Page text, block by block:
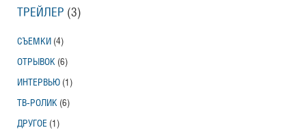
ТРЕЙЛЕР (3)
СЪЕМКИ (4)
ОТРЫВОК (6)
ИНТЕРВЬЮ (1)
ТВ-РОЛИК (6)
ДРУГОЕ (1)